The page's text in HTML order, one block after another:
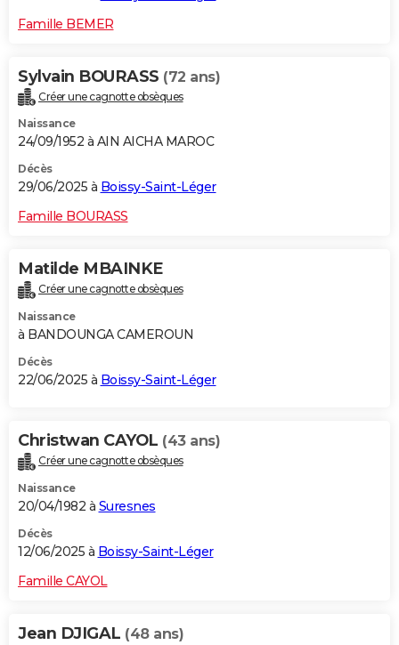
Famille BEMER
Sylvain BOURASS (72 ans)
Créer une cagnotte obsèques
Naissance
24/09/1952 à AIN AICHA MAROC
Décès
29/06/2025 à Boissy-Saint-Léger
Famille BOURASS
Matilde MBAINKE
Créer une cagnotte obsèques
Naissance
à BANDOUNGA CAMEROUN
Décès
22/06/2025 à Boissy-Saint-Léger
Christwan CAYOL (43 ans)
Créer une cagnotte obsèques
Naissance
20/04/1982 à Suresnes
Décès
12/06/2025 à Boissy-Saint-Léger
Famille CAYOL
Jean DJIGAL (48 ans)